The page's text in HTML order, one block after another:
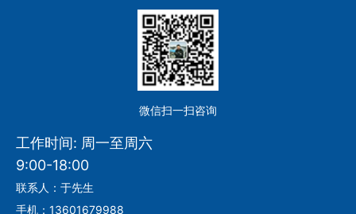
微信扫一扫咨询
工作时间: 周一至周六
9:00-18:00
联系人：于先生
手机：13601679988